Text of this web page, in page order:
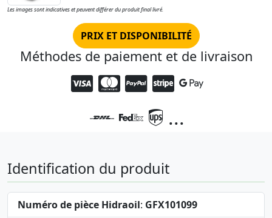
Les images sont indicatives et peuvent différer du produit final livré.
PRIX ET DISPONIBILITÉ
Méthodes de paiement et de livraison
...
Identification du produit
Numéro de pièce Hidraoil: GFX101099